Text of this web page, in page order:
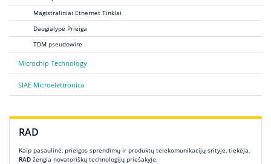
Magistraliniai Ethernet Tinklai
Daugialypė Prieiga
TDM pseudowire
Microchip Technology
SIAE Microelettronica
RAD
Kaip pasaulinė, prieigos sprendimų ir produktų telekomunikacijų srityje, tiekėja,
RAD žengia novatoriškų technologijų priešakyje.